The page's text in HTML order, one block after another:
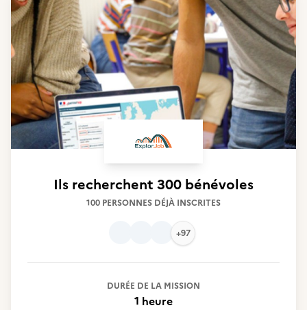
Ils recherchent 300 bénévoles
100 PERSONNES DÉJÀ INSCRITES
+97
DURÉE DE LA MISSION
1 heure